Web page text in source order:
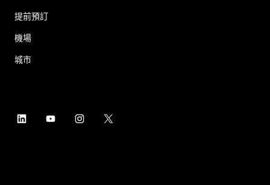
提前預訂
機場
城市